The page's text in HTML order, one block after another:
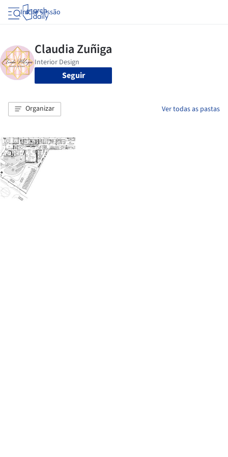
Iniciar sessão
Seguir
Organizar Ver todas as pastas